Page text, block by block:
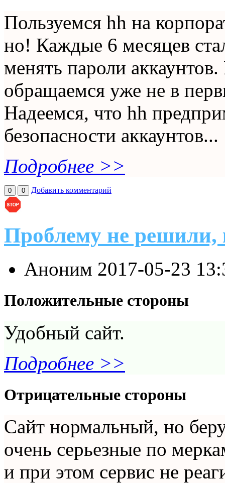
Пользуемся hh на
но! Каждые 6 месяцев
менять пароли
обращаемся уже не в
Надеемся, что hh
безопасности аккаунтов...
Подробнее >>
0 0 Добавить комментарий
Проблему не решили,
Аноним 2017-05-23
Положительные стороны
Удобный сайт.
Подробнее >>
Отрицательные стороны
Сайт нормальный, но
очень серьезные по
и при этом сервис не